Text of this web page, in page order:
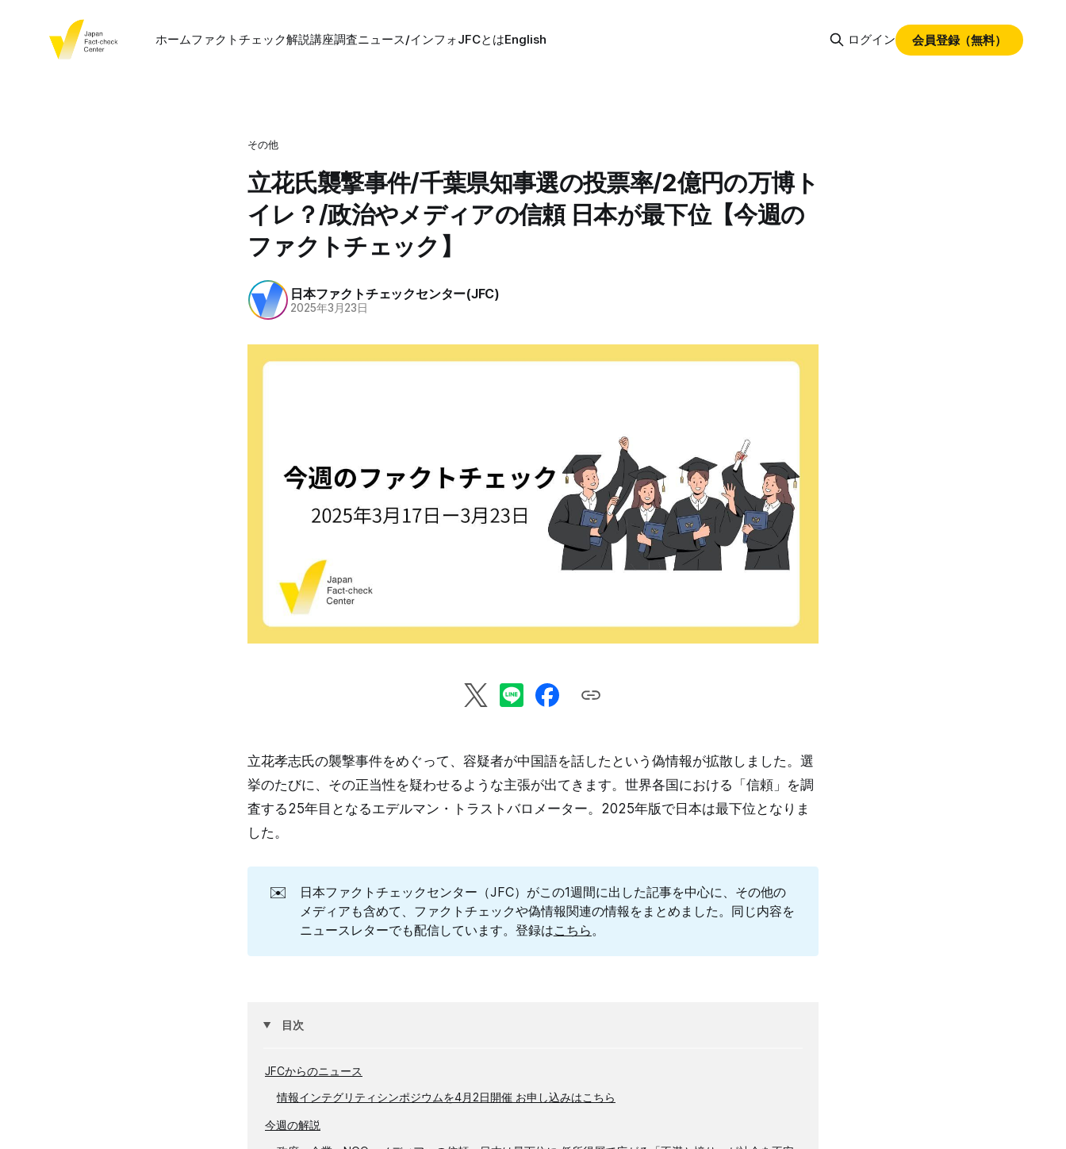
ホームファクトチェック解説講座調査ニュース/インフォJFCとはEnglish ログイン 会員登録（無料）
その他
立花氏襲撃事件/千葉県知事選の投票率/2億円の万博ト
イレ？/政治やメディアの信頼 日本が最下位【今週の
ファクトチェック】
日本ファクトチェックセンター(JFC)
2025年3月23日
立花孝志氏の襲撃事件をめぐって、容疑者が中国語を話したという偽情報が拡散しました。選
挙のたびに、その正当性を疑わせるような主張が出てきます。世界各国における「信頼」を調
査する25年目となるエデルマン・トラストバロメーター。2025年版で日本は最下位となりま
した。
✉️
日本ファクトチェックセンター（JFC）がこの1週間に出した記事を中心に、その他の
メディアも含めて、ファクトチェックや偽情報関連の情報をまとめました。同じ内容を
ニュースレターでも配信しています。登録はこちら。
目次
JFCからのニュース
情報インテグリティシンポジウムを4月2日開催 お申し込みはこちら
今週の解説